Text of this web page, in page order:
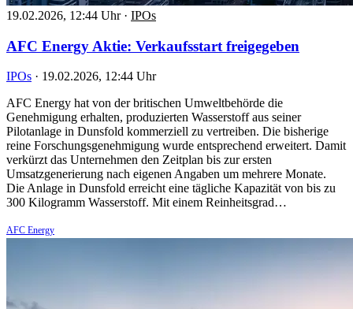
19.02.2026, 12:44 Uhr · IPOs
AFC Energy Aktie: Verkaufsstart freigegeben
IPOs · 19.02.2026, 12:44 Uhr
AFC Energy hat von der britischen Umweltbehörde die
Genehmigung erhalten, produzierten Wasserstoff aus seiner
Pilotanlage in Dunsfold kommerziell zu vertreiben. Die bisherige
reine Forschungsgenehmigung wurde entsprechend erweitert. Damit
verkürzt das Unternehmen den Zeitplan bis zur ersten
Umsatzgenerierung nach eigenen Angaben um mehrere Monate.
Die Anlage in Dunsfold erreicht eine tägliche Kapazität von bis zu
300 Kilogramm Wasserstoff. Mit einem Reinheitsgrad…
AFC Energy